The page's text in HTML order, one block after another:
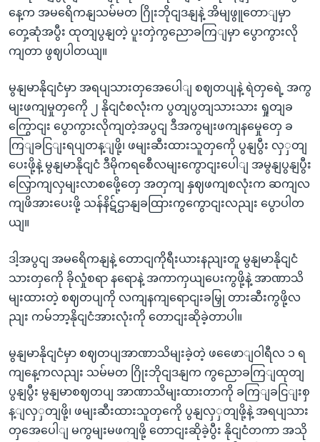
နေ့က အမရေိကနျသမ်မတ ဂြိုးဘိုငျဒနျနဲ့ အိမျဖွူတောျမှာ
တှေ့ဆုံအပွီး ထုတျပွနျတဲ့ ပူးတှဲကွညောခကြျမှာ ပွောကွားလို
ကျတာ ဖွဈပါတယျ။
မွနျမာနိုငျငံမှာ အရပျသားတှအေပေါျ စဈတပျနဲ့ ရဲတှရေဲ့ အကွ
မျးဖကျမှုတှကေို ၂ နိုငျငံစလုံးက ပွတျပွတျသားသား ရှုတျခ
ကြွောငျး ပွောကွားလိုကျတဲ့အပွငျ ဒီအကွမျးဖကျနမှေုတှေ ခ
ကြျခငြျးရပျတန့ျဖို့၊ ဖမျးဆီးထားသူတှကေို ပွနျပွီး လှှတျ
ပေးဖို့နဲ့ မွနျမာနိုငျငံ ဒီမိုကရစေီလမျးကွောငျးပေါျ အမွနျပွနျပွီး
လြှောကျလှမျးလာစဖေို့တှေ အတှကျ နှဈဖကျစလုံးက ဆကျလ
ကျဖိအားပေးဖို့ သန်နိဋ်ဌာနျခထြားကွကွောငျးလညျး ပွောပါတ
ယျ။
ဒါ့အပွငျ အမရေိကနျနဲ့ တောငျကိုရီးယားနညျးတူ မွနျမာနိုငျငံ
သားတှကေို ခိုလှုံစရာ နရောနဲ့ အကာကှယျပေးကွဖို့နဲ့ အာဏာသိ
မျးထားတဲ့ စဈတပျကို လကျနကျရောငျးခမြှု တားဆီးကွဖို့လ
ညျး ကမ်ဘာ့နိုငျငံအားလုံးကို တောငျးဆိုခဲ့တာပါ။
မွနျမာနိုငျငံမှာ စဈတပျအာဏာသိမျးခဲ့တဲ့ ဖဖေောျဝါရီလ ၁ ရ
ကျနေ့ကလညျး သမ်မတ ဂြိုးဘိုငျဒနျက ကွညောခကြျထုတျ
ပွနျပွီး မွနျမာစဈတပျ အာဏာသိမျးထားတာကို ခကြျခငြျးစှ
န့ျလှှတျဖို့၊ ဖမျးဆီးထားသူတှကေို ပွနျလှှတျဖို့နဲ့ အရပျသား
တှအေပေါျ မကွမျးမဖကျဖို့ တောငျးဆိုခဲ့ပွီး နိုငျငံတကာ အသို